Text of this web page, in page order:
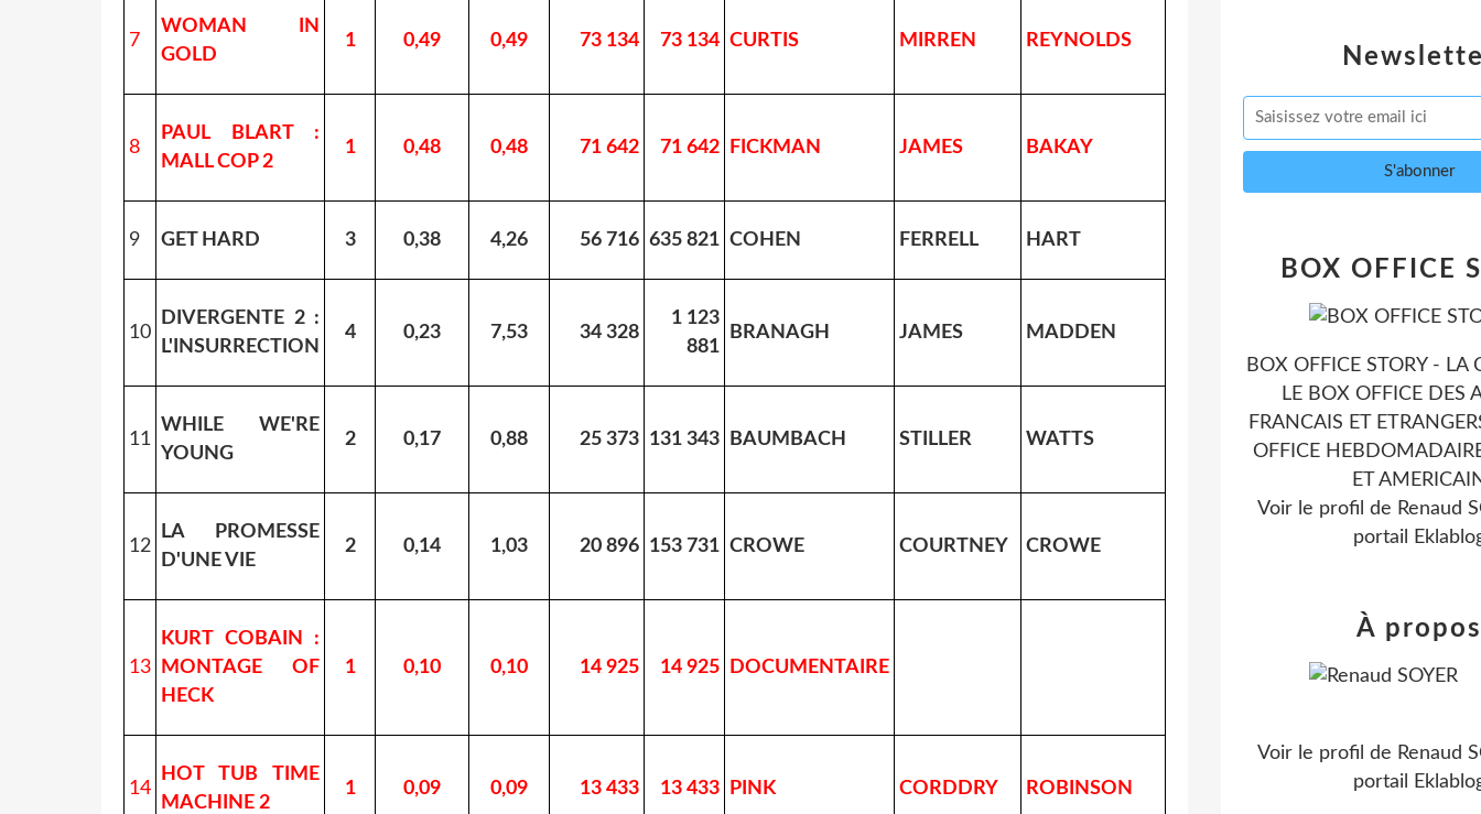
7
WOMAN IN
GOLD
1 0,49 0,49 73 134 73 134 CURTIS MIRREN REYNOLDS
8
PAUL BLART :
MALL COP 2
1 0,48 0,48 71 642 71 642 FICKMAN JAMES BAKAY
9 GET HARD 3 0,38 4,26 56 716 635 821 COHEN FERRELL HART
10
DIVERGENTE 2 :
L'INSURRECTION
4 0,23 7,53 34 328
1 123
881
BRANAGH JAMES MADDEN
11
WHILE WE'RE
YOUNG
2 0,17 0,88 25 373 131 343 BAUMBACH STILLER WATTS
12
LA PROMESSE
D'UNE VIE
2 0,14 1,03 20 896 153 731 CROWE COURTNEY CROWE
13
KURT COBAIN :
MONTAGE OF
HECK
1 0,10 0,10 14 925 14 925 DOCUMENTAIRE
14
HOT TUB TIME
MACHINE 2
1 0,09 0,09 13 433 13 433 PINK CORDDRY ROBINSON
BOX OFFICE
BOX OFFICE STORY - LA
LE BOX OFFICE DES
FRANCAIS ET
OFFICE
ET
Voir le profil de Renaud
portail
À propos
Voir le profil de Renaud
portail